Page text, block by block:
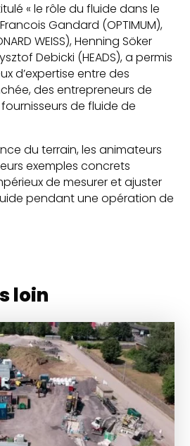
« le rôle du fluide dans le
Gandard (OPTIMUM),
WEISS), Henning Söker
Debicki (HEADS), a permis
d’expertise entre des
des entrepreneurs de
de fluide de
du terrain, les animateurs
exemples concrets
de mesurer et ajuster
pendant une opération de
loin